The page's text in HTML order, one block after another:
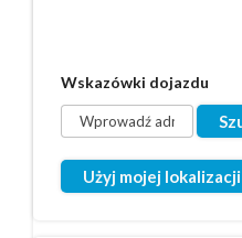
Wskazówki dojazdu
Użyj mojej lokalizacji